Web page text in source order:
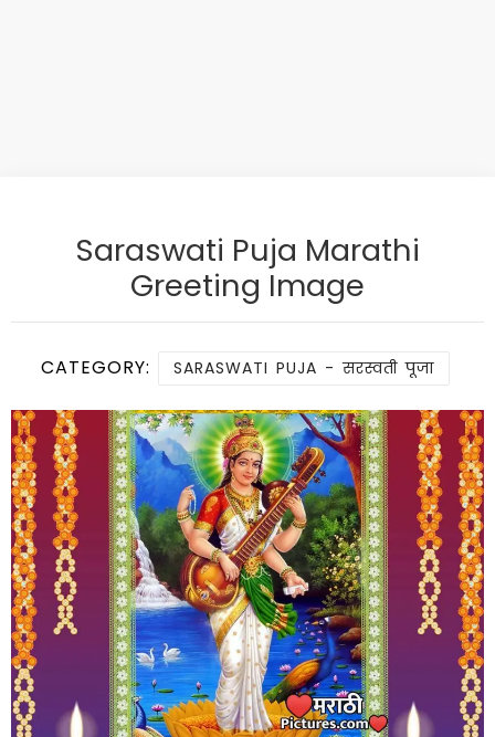
Saraswati Puja Marathi
Greeting Image
CATEGORY: SARASWATI PUJA - सरस्वती पूजा